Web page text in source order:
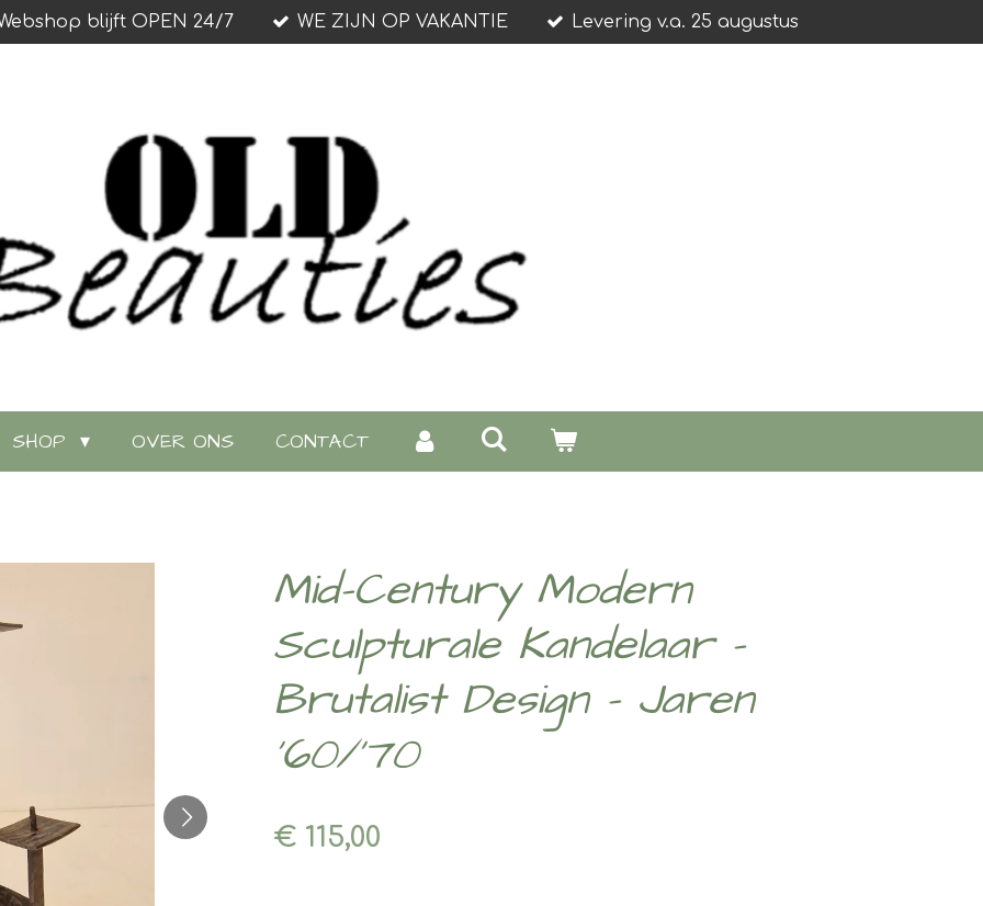
blijft OPEN 24/7 WE ZIJN OP VAKANTIE Levering v.a. 25 augustus
SHOP OVER ONS CONTACT
Mid-Century Modern
Sculpturale Kandelaar -
Brutalist Design - Jaren
'60/'70
€ 115,00